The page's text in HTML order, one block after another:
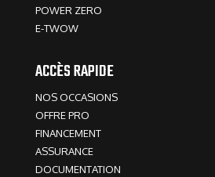
POWER ZERO
E-TWOW
ACCÈS RAPIDE
NOS OCCASIONS
OFFRE PRO
FINANCEMENT
ASSURANCE
DOCUMENTATION